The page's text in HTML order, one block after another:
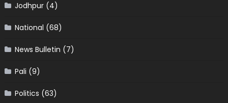
Jodhpur(4)
National (68)
News Bulletin (7)
Pali (9)
Politics (63)